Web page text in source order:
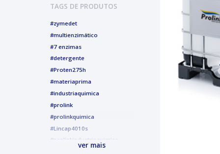
TAGS DE PRODUTOS
#zymedet
#multienzimático
#7 enzimas
#detergente
#Proten275h
#materiaprima
#industriaquimica
#prolink
#prolinkquimica
#Lincap4010s
#prolinkindustriaquimica
ver mais